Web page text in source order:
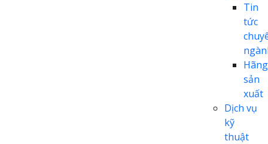
Tin
tức
Hãng
sản
xuất
Dịch vụ
kỹ
thuật